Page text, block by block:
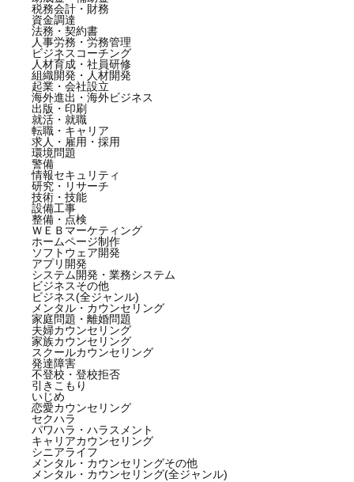
税務会計・財務
資金調達
法務・契約書
人事労務・労務管理
ビジネスコーチング
人材育成・社員研修
組織開発・人材開発
起業・会社設立
海外進出・海外ビジネス
出版・印刷
就活・就職
転職・キャリア
求人・雇用・採用
環境問題
警備
情報セキュリティ
研究・リサーチ
技術・技能
設備工事
整備・点検
ＷＥＢマーケティング
ホームページ制作
ソフトウェア開発
アプリ開発
システム開発・業務システム
ビジネスその他
ビジネス(全ジャンル)
メンタル・カウンセリング
家庭問題・離婚問題
夫婦カウンセリング
家族カウンセリング
スクールカウンセリング
発達障害
不登校・登校拒否
引きこもり
いじめ
恋愛カウンセリング
セクハラ
パワハラ・ハラスメント
キャリアカウンセリング
シニアライフ
メンタル・カウンセリングその他
メンタル・カウンセリング(全ジャンル)